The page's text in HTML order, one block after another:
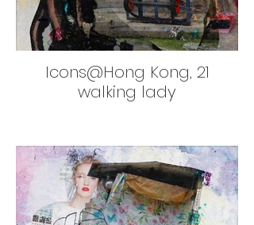
Icons@Hong Kong, 21
walking lady